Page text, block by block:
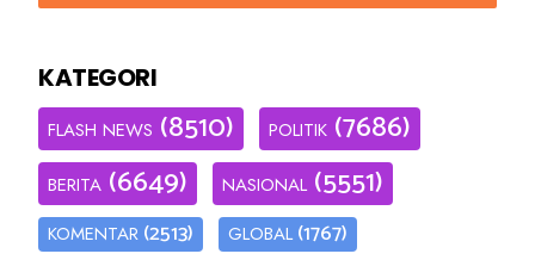
KATEGORI
FLASH NEWS (8510) POLITIK (7686)
BERITA (6649) NASIONAL (5551)
KOMENTAR (2513) GLOBAL (1767)